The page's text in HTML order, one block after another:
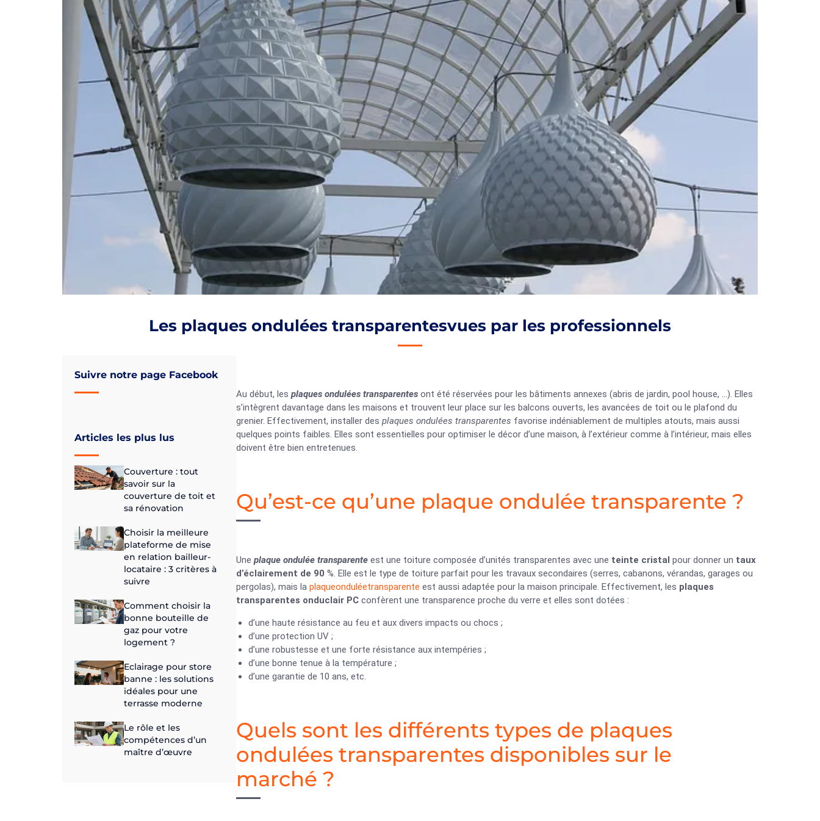
Les plaques ondulées transparentesvues par les professionnels
Suivre notre page Facebook
Articles les plus lus
Couverture : tout
savoir sur la
couverture de toit et
sa rénovation
Choisir la meilleure
plateforme de mise
en relation bailleur-
locataire : 3 critères à
suivre
Comment choisir la
bonne bouteille de
gaz pour votre
logement ?
Eclairage pour store
banne : les solutions
idéales pour une
terrasse moderne
Le rôle et les
compétences d’un
maître d’œuvre
Au début, les plaques ondulées transparentes ont été réservées pour les bâtiments annexes (abris de jardin, pool house, …). Elles
s’intègrent davantage dans les maisons et trouvent leur place sur les balcons ouverts, les avancées de toit ou le plafond du
grenier. Effectivement, installer des plaques ondulées transparentes favorise indéniablement de multiples atouts, mais aussi
quelques points faibles. Elles sont essentielles pour optimiser le décor d’une maison, à l’extérieur comme à l’intérieur, mais elles
doivent être bien entretenues.
Qu’est-ce qu’une plaque ondulée transparente ?
Une plaque ondulée transparente est une toiture composée d’unités transparentes avec une teinte cristal pour donner un taux
d’éclairement de 90 %. Elle est le type de toiture parfait pour les travaux secondaires (serres, cabanons, vérandas, garages ou
pergolas), mais la plaqueonduléetransparente est aussi adaptée pour la maison principale. Effectivement, les plaques
transparentes onduclair PC confèrent une transparence proche du verre et elles sont dotées :
d’une haute résistance au feu et aux divers impacts ou chocs ;
d’une protection UV ;
d’une robustesse et une forte résistance aux intempéries ;
d’une bonne tenue à la température ;
d’une garantie de 10 ans, etc.
Quels sont les différents types de plaques
ondulées transparentes disponibles sur le
marché ?